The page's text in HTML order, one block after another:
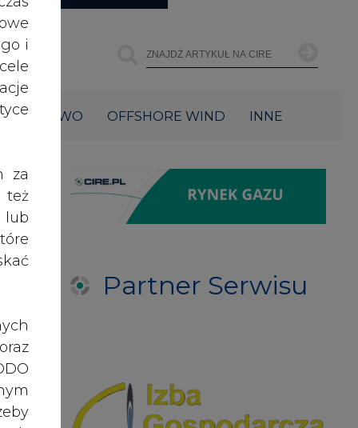
OFFSHORE WIND INNE
i
za
też
lub
Partner Serwisu